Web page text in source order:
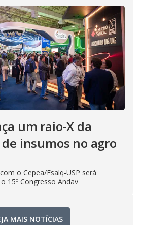
um raio-X da
insumos no agro
o Cepea/Esalq-USP será
15º Congresso Andav
MAIS NOTÍCIAS